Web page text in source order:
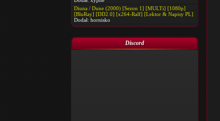
Diuna / Dune (2000) [Sezon 1] [MULTi] [1080p]
[BluRay] [DD2.0] [x264-Ralf] [Lektor & Napisy PL]
Dodał: hornisko
Discord